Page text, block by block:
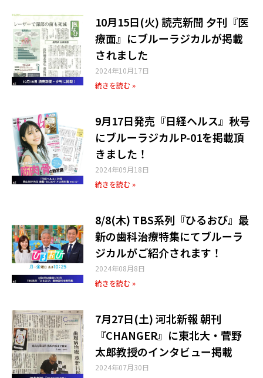
10月15日(火) 読売新聞 夕刊『医
療面』にブルーラジカルが掲載
されました
2024年10月17日
続きを読む »
9月17日発売『日経ヘルス』秋号
にブルーラジカルP-01を掲載頂
きました！
2024年09月18日
続きを読む »
8/8(木) TBS系列『ひるおび』最
新の歯科治療特集にてブルーラ
ジカルがご紹介されます！
2024年08月8日
続きを読む »
7月27日(土) 河北新報 朝刊
『CHANGER』に東北大・菅野
太郎教授のインタビュー掲載
2024年07月30日